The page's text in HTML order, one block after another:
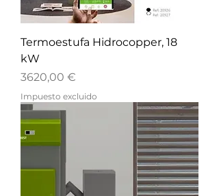
Termoestufa Hidrocopper, 18
kW
Precio
3620,00 €
Impuesto excluido